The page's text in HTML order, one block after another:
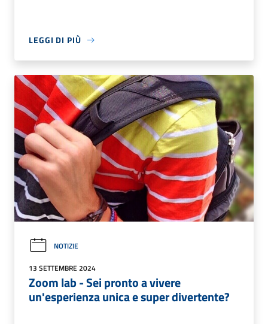
LEGGI DI PIÙ
NOTIZIE
13 SETTEMBRE 2024
Zoom lab - Sei pronto a vivere
un'esperienza unica e super divertente?